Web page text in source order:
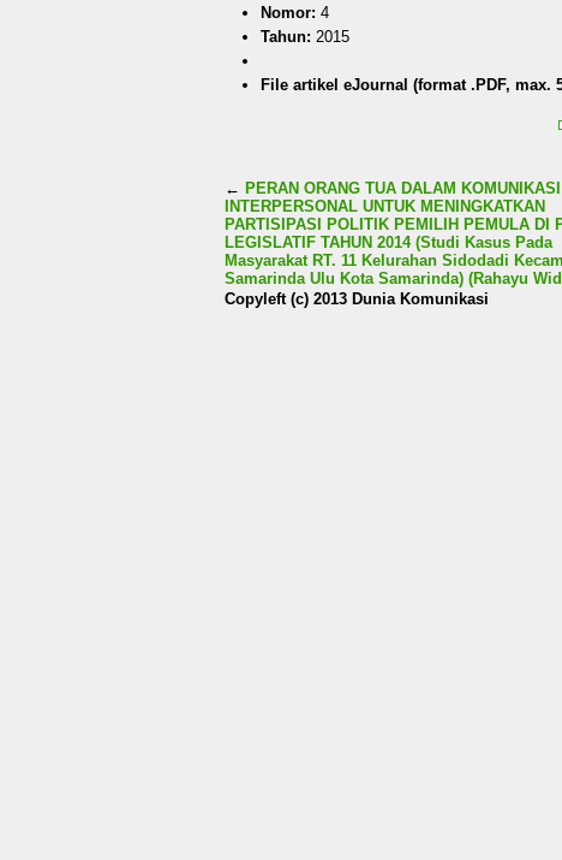
Nomor: 4
Tahun: 2015
File artikel eJournal (format .PDF, max.
← PERAN ORANG TUA DALAM KOMUNIKASI
INTERPERSONAL UNTUK MENINGKATKAN
PARTISIPASI POLITIK PEMILIH PEMULA DI
LEGISLATIF TAHUN 2014 (Studi Kasus Pada
Masyarakat RT. 11 Kelurahan Sidodadi
Samarinda Ulu Kota Samarinda) (Rahayu
Copyleft (c) 2013 Dunia Komunikasi